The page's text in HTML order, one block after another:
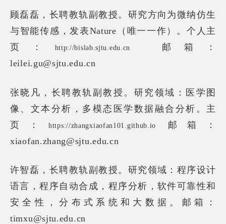
顾磊磊，长聘教轨副教授。研究方向为微纳仿生
与智能传感，发表Nature（唯一一作）。个人主
页
： http://bislab.sjtu.edu.cn
邮箱：
leilei.gu@sjtu.edu.cn
张晓凡，长聘教轨副教授。 研究领域：医学图
像、文本分析，多模态医学数据融合分析。主
页：https://zhangxiaofan101.github.io
邮箱：
xiaofan.zhang@sjtu.edu.cn
许智磊，长聘教轨副教授。研究领域：程序设计
语言，程序自动合成，程序分析，软件可靠性和
安全性，分布式系统和大数据。邮箱：
timxu@sjtu.edu.cn